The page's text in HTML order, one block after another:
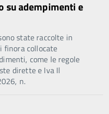
su adempimenti e
state raccolte in
finora collocate
come le regole
dirette e Iva Il
n.